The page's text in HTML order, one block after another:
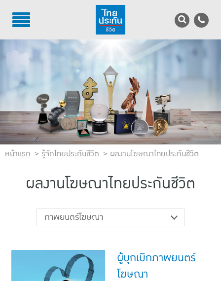
TH EN
บริการลูกค้า
บริการตัวแทน
รู้จักไทยประกันชีวิต
นักลงทุนสัมพันธ์
เพื่อสังคมไทย
ติดต่อไทยประกันชีวิต
แบบประกันทั้งหมด
แบบประกันที่เหมาะกับช่วงอายุ
เปรียบเทียบแบบประกัน
หน้าแรก รู้จักไทยประกันชีวิต ผลงานโฆษณาไทยประกันชีวิต
ผลงานโฆษณาไทยประกันชีวิต
ภาพยนตร์โฆษณา
ผู้บุกเบิกภาพยนตร์
โฆษณา